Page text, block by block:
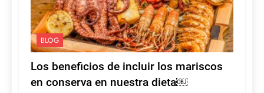
BLOG
Los beneficios de incluir los mariscos
en conserva en nuestra dieta￼